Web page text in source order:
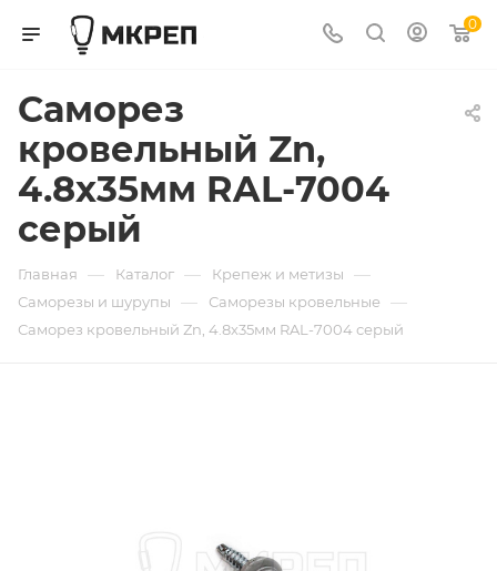
0
Саморез
кровельный Zn,
4.8х35мм RAL-7004
серый
Главная — Каталог — Крепеж и метизы —
Саморезы и шурупы — Саморезы кровельные —
Саморез кровельный Zn, 4.8х35мм RAL-7004 серый